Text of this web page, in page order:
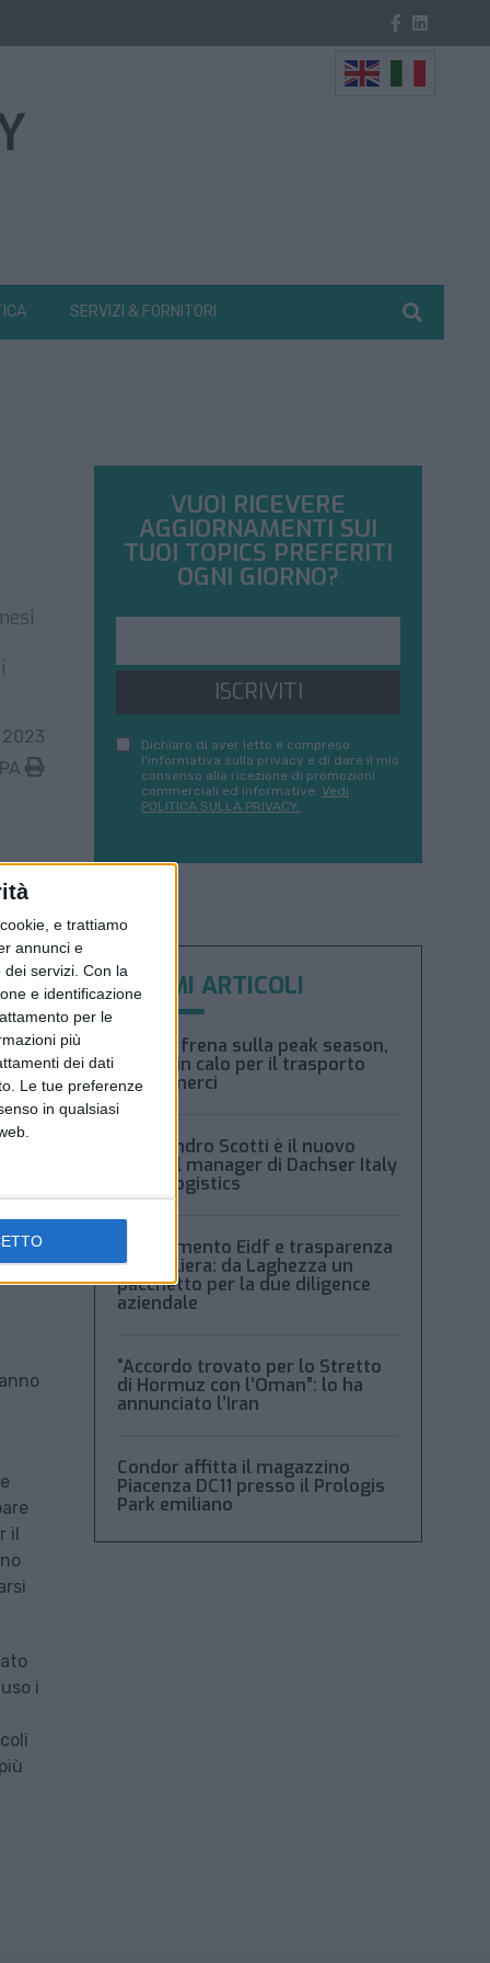
e trattiamo
annunci e
servizi. Con la
e identificazione
per le
più
dei dati
Le tue preferenze
in qualsiasi
SERVIZI & FORNITORI
2023
il
i
VUOI RICEVERE
AGGIORNAMENTI SUI
TUOI TOPICS PREFERITI
OGNI GIORNO?
ISCRIVITI
Dichiaro di aver letto e compreso
l'informativa sulla privacy e di dare il mio
consenso alla ricezione di promozioni
commerciali ed informative. Vedi
POLITICA SULLA PRIVACY.
ULTIMI ARTICOLI
Xeneta frena sulla peak season,
tariffe in calo per il trasporto
aereo merci
Alessandro Scotti è il nuovo
general manager di Dachser Italy
Food Logistics
Regolamento Eidf e trasparenza
della filiera: da Laghezza un
pacchetto per la due diligence
aziendale
“Accordo trovato per lo Stretto
di Hormuz con l’Oman”: lo ha
annunciato l’Iran
Condor affitta il magazzino
Piacenza DC11 presso il Prologis
Park emiliano